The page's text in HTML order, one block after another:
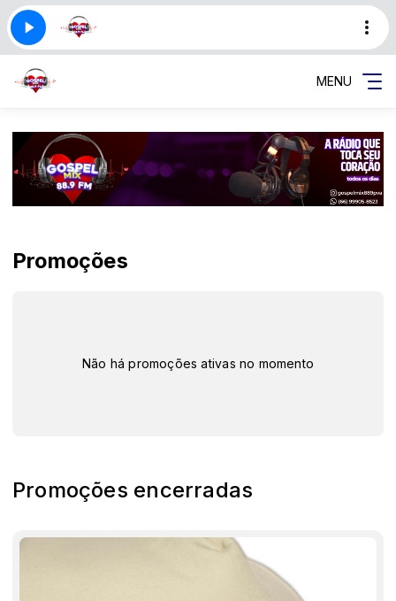
MENU
Promoções
Não há promoções ativas no momento
Promoções encerradas